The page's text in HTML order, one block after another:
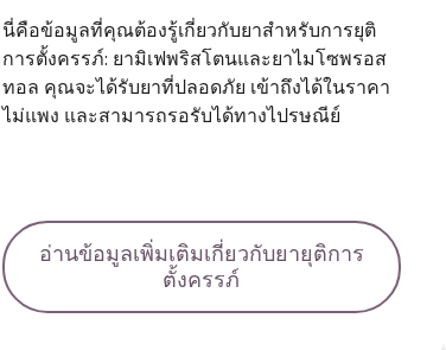
นี่คือข้อมูลที่คุณต้องรู้เกี่ยวกับยาสำหรับการยุติ
การตั้งครรภ์: ยามิเฟพริสโตนและยาไมโซพรอส
ทอล คุณจะได้รับยาที่ปลอดภัย เข้าถึงได้ในราคา
ไม่แพง และสามารถรอรับได้ทางไปรษณีย์
อ่านข้อมูลเพิ่มเติมเกี่ยวกับยายุติการ
ตั้งครรภ์